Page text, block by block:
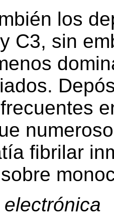
los
C3, sin
fibrilar